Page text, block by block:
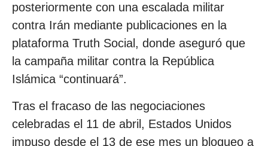
posteriormente con una escalada militar
contra Irán mediante publicaciones en la
plataforma Truth Social, donde aseguró que
la campaña militar contra la República
Islámica “continuará”.
Tras el fracaso de las negociaciones
celebradas el 11 de abril, Estados Unidos
impuso desde el 13 de ese mes un bloqueo a